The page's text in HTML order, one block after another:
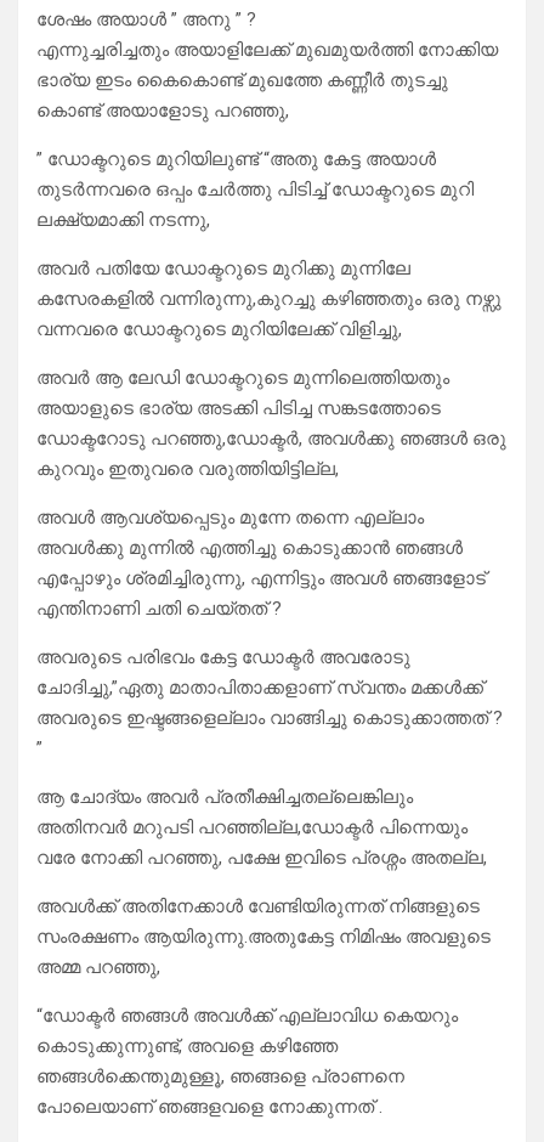
ശേഷം അയാൾ ” അനു ” ?
എന്നുച്ചരിച്ചതും അയാളിലേക്ക് മുഖമുയർത്തി നോക്കിയ
ഭാര്യ ഇടം കൈകൊണ്ട് മുഖത്തേ കണ്ണീർ തുടച്ചു
കൊണ്ട് അയാളോടു പറഞ്ഞു,
” ഡോക്ടറുടെ മുറിയിലുണ്ട് “അതു കേട്ട അയാൾ
തുടർന്നവരെ ഒപ്പം ചേർത്തു പിടിച്ച് ഡോക്ടറുടെ മുറി
ലക്ഷ്യമാക്കി നടന്നു,
അവർ പതിയേ ഡോക്ടറുടെ മുറിക്കു മുന്നിലേ
കസേരകളിൽ വന്നിരുന്നു,കുറച്ചു കഴിഞ്ഞതും ഒരു നഴ്സു
വന്നവരെ ഡോക്ടറുടെ മുറിയിലേക്ക് വിളിച്ചു,
അവർ ആ ലേഡി ഡോക്ടറുടെ മുന്നിലെത്തിയതും
അയാളുടെ ഭാര്യ അടക്കി പിടിച്ച സങ്കടത്തോടെ
ഡോക്ടറോടു പറഞ്ഞു,ഡോക്ടർ, അവൾക്കു ഞങ്ങൾ ഒരു
കുറവും ഇതുവരെ വരുത്തിയിട്ടില്ല,
അവൾ ആവശ്യപ്പെടും മുന്നേ തന്നെ എല്ലാം
അവൾക്കു മുന്നിൽ എത്തിച്ചു കൊടുക്കാൻ ഞങ്ങൾ
എപ്പോഴും ശ്രമിച്ചിരുന്നു, എന്നിട്ടും അവൾ ഞങ്ങളോട്
എന്തിനാണി ചതി ചെയ്തത് ?
അവരുടെ പരിഭവം കേട്ട ഡോക്ടർ അവരോടു
ചോദിച്ചു,”ഏതു മാതാപിതാക്കളാണ് സ്വന്തം മക്കൾക്ക്
അവരുടെ ഇഷ്ടങ്ങളെല്ലാം വാങ്ങിച്ചു കൊടുക്കാത്തത് ?
”
ആ ചോദ്യം അവർ പ്രതീക്ഷിച്ചതല്ലെങ്കിലും
അതിനവർ മറുപടി പറഞ്ഞില്ല,ഡോക്ടർ പിന്നെയും
വരേ നോക്കി പറഞ്ഞു, പക്ഷേ ഇവിടെ പ്രശ്നം അതല്ല,
അവൾക്ക് അതിനേക്കാൾ വേണ്ടിയിരുന്നത് നിങ്ങളുടെ
സംരക്ഷണം ആയിരുന്നു.അതുകേട്ട നിമിഷം അവളുടെ
അമ്മ പറഞ്ഞു,
“ഡോക്ടർ ഞങ്ങൾ അവൾക്ക് എല്ലാവിധ കെയറും
കൊടുക്കുന്നുണ്ട്, അവളെ കഴിഞ്ഞേ
ഞങ്ങൾക്കെന്തുമുള്ളൂ, ഞങ്ങളെ പ്രാണനെ
പോലെയാണ് ഞങ്ങളവളെ നോക്കുന്നത് .